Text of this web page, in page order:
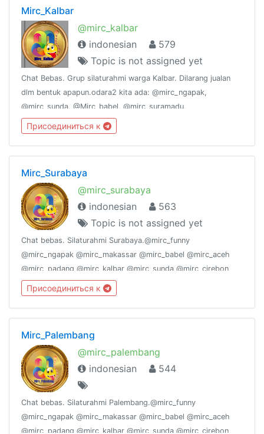
Mirc_Kalbar
@mirc_kalbar
indonesian
579
Topic is not assigned yet
Chat Bebas. Grup silaturahmi warga Kalbar. Dilarang jualan
dlm bentuk apapun.odara2 kita ada: @mirc_ngapak,
@mirc_sunda, @Mirc_babel, @mirc_suramadu,
@mirc_padang, @mirc_funny, @mirc_joglosemar,
@mirc_aceh. Salam persaudaraan yee
Присоединиться к
Mirc_Surabaya
@mirc_surabaya
indonesian
563
Topic is not assigned yet
Chat bebas. Silaturahmi Surabaya.@mirc_funny
@mirc_ngapak @mirc_makassar @mirc_babel @mirc_aceh
@mirc_padang @mirc_kalbar @mirc_sunda @mirc_cirebon
@mirc_sukabumi @mirc_madura @mirc_joglosemar
@mirc_bekasi @mirc_pekanbaru @mirc_jogja @mirc_ambon,
Присоединиться к
Mirc_Palembang
@mirc_palembang
indonesian
544
Chat bebas. Silaturahmi Palembang.@mirc_funny
@mirc_ngapak @mirc_makassar @mirc_babel @mirc_aceh
@mirc_padang @mirc_kalbar @mirc_sunda @mirc_cirebon